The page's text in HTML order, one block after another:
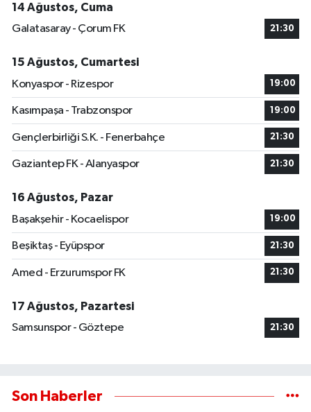
14 Ağustos, Cuma
Galatasaray - Çorum FK
21:30
15 Ağustos, Cumartesi
Konyaspor - Rizespor
19:00
Kasımpaşa - Trabzonspor 19:00
Gençlerbirliği S.K. - Fenerbahçe 21:30
Gaziantep FK - Alanyaspor 21:30
16 Ağustos, Pazar
Başakşehir - Kocaelispor
19:00
Beşiktaş - Eyüpspor 21:30
Amed - Erzurumspor FK 21:30
17 Ağustos, Pazartesi
Samsunspor - Göztepe
21:30
Son Haberler